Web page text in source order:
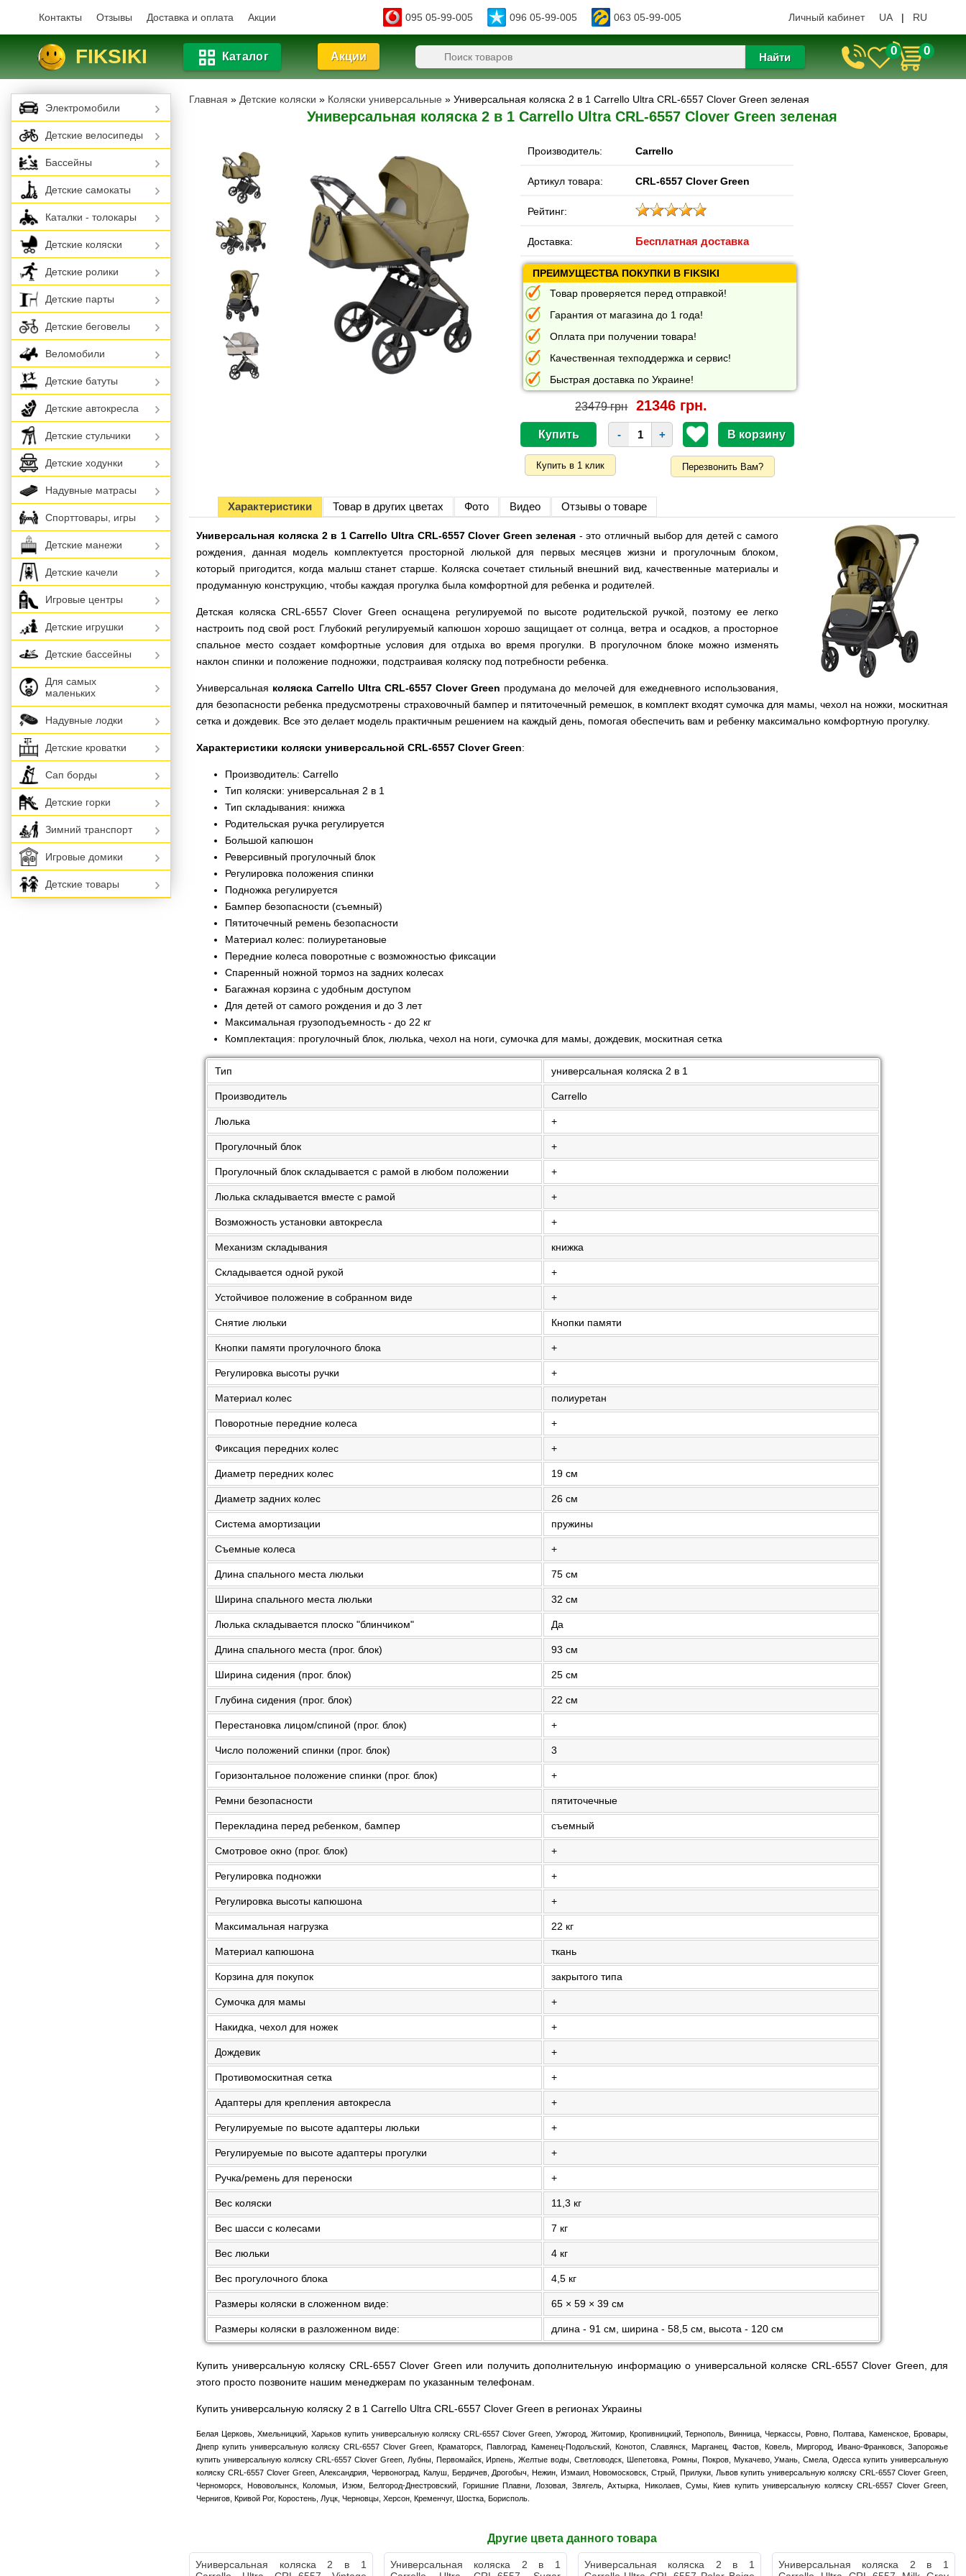
Контакты Отзывы Доставка и оплата Акции 095 05-99-005 096 05-99-005 063 05-99-005 Личный кабинет UA | RU
FIKSIKI Каталог Акции Найти 0 0
Главная » Детские коляски » Коляски универсальные » Универсальная коляска 2 в 1 Carrello Ultra CRL-6557 Clover Green зеленая
Универсальная коляска 2 в 1 Carrello Ultra CRL-6557 Clover Green зеленая
Производитель: Carrello
Артикул товара: CRL-6557 Clover Green
Рейтинг:
Доставка: Бесплатная доставка
ПРЕИМУЩЕСТВА ПОКУПКИ В FIKSIKI
Товар проверяется перед отправкой!
Гарантия от магазина до 1 года!
Оплата при получении товара!
Качественная техподдержка и сервис!
Быстрая доставка по Украине!
23479 грн 21346 грн.
- +
Перезвонить Вам?
Характеристики Товар в других цветах Фото Видео Отзывы о товаре
Универсальная коляска 2 в 1 Carrello Ultra CRL-6557 Clover Green зеленая - это отличный выбор для детей с самого
рождения, данная модель комплектуется просторной люлькой для первых месяцев жизни и прогулочным блоком,
который пригодится, когда малыш станет старше. Коляска сочетает стильный внешний вид, качественные материалы и
продуманную конструкцию, чтобы каждая прогулка была комфортной для ребенка и родителей.
Детская коляска CRL-6557 Clover Green оснащена регулируемой по высоте родительской ручкой, поэтому ее легко
настроить под свой рост. Глубокий регулируемый капюшон хорошо защищает от солнца, ветра и осадков, а просторное
спальное место создает комфортные условия для отдыха во время прогулки. В прогулочном блоке можно изменять
наклон спинки и положение подножки, подстраивая коляску под потребности ребенка.
Универсальная коляска Carrello Ultra CRL-6557 Clover Green продумана до мелочей для ежедневного использования,
для безопасности ребенка предусмотрены страховочный бампер и пятиточечный ремешок, в комплект входят сумочка для мамы, чехол на ножки, москитная
сетка и дождевик. Все это делает модель практичным решением на каждый день, помогая обеспечить вам и ребенку максимально комфортную прогулку.
Характеристики коляски универсальной CRL-6557 Clover Green:
Производитель: Carrello
Тип коляски: универсальная 2 в 1
Тип складывания: книжка
Родительская ручка регулируется
Большой капюшон
Реверсивный прогулочный блок
Регулировка положения спинки
Подножка регулируется
Бампер безопасности (съемный)
Пятиточечный ремень безопасности
Материал колес: полиуретановые
Передние колеса поворотные с возможностью фиксации
Спаренный ножной тормоз на задних колесах
Багажная корзина с удобным доступом
Для детей от самого рождения и до 3 лет
Максимальная грузоподъемность - до 22 кг
Комплектация: прогулочный блок, люлька, чехол на ноги, сумочка для мамы, дождевик, москитная сетка
Тип универсальная коляска 2 в 1
Производитель Carrello
Люлька +
Прогулочный блок +
Прогулочный блок складывается с рамой в любом положении +
Люлька складывается вместе с рамой +
Возможность установки автокресла +
Механизм складывания книжка
Складывается одной рукой +
Устойчивое положение в собранном виде +
Снятие люльки Кнопки памяти
Кнопки памяти прогулочного блока +
Регулировка высоты ручки +
Материал колес полиуретан
Поворотные передние колеса +
Фиксация передних колес +
Диаметр передних колес 19 см
Диаметр задних колес 26 см
Система амортизации пружины
Съемные колеса +
Длина спального места люльки 75 см
Ширина спального места люльки 32 см
Люлька складывается плоско "блинчиком" Да
Длина спального места (прог. блок) 93 см
Ширина сидения (прог. блок) 25 см
Глубина сидения (прог. блок) 22 см
Перестановка лицом/спиной (прог. блок) +
Число положений спинки (прог. блок) 3
Горизонтальное положение спинки (прог. блок) +
Ремни безопасности пятиточечные
Перекладина перед ребенком, бампер съемный
Смотровое окно (прог. блок) +
Регулировка подножки +
Регулировка высоты капюшона +
Максимальная нагрузка 22 кг
Материал капюшона ткань
Корзина для покупок закрытого типа
Сумочка для мамы +
Накидка, чехол для ножек +
Дождевик +
Противомоскитная сетка +
Адаптеры для крепления автокресла +
Регулируемые по высоте адаптеры люльки +
Регулируемые по высоте адаптеры прогулки +
Ручка/ремень для переноски +
Вес коляски 11,3 кг
Вес шасси с колесами 7 кг
Вес люльки 4 кг
Вес прогулочного блока 4,5 кг
Размеры коляски в сложенном виде: 65 × 59 × 39 см
Размеры коляски в разложенном виде: длина - 91 см, ширина - 58,5 см, высота - 120 см
Купить универсальную коляску CRL-6557 Clover Green или получить дополнительную информацию о универсальной коляске CRL-6557 Clover Green, для
этого просто позвоните нашим менеджерам по указанным телефонам.
Купить универсальную коляску 2 в 1 Carrello Ultra CRL-6557 Clover Green в регионах Украины
Белая Церковь, Хмельницкий, Харьков купить универсальную коляску CRL-6557 Clover Green, Ужгород, Житомир, Кропивницкий, Тернополь, Винница, Черкассы, Ровно, Полтава, Каменское, Бровары,
Днепр купить универсальную коляску CRL-6557 Clover Green, Краматорск, Павлоград, Каменец-Подольский, Конотоп, Славянск, Марганец, Фастов, Ковель, Миргород, Ивано-Франковск, Запорожье
купить универсальную коляску CRL-6557 Clover Green, Лубны, Первомайск, Ирпень, Желтые воды, Светловодск, Шепетовка, Ромны, Покров, Мукачево, Умань, Смела, Одесса купить универсальную
коляску CRL-6557 Clover Green, Александрия, Червоноград, Калуш, Бердичев, Дрогобыч, Нежин, Измаил, Новомосковск, Стрый, Прилуки, Львов купить универсальную коляску CRL-6557 Clover Green,
Черноморск, Нововолынск, Коломыя, Изюм, Белгород-Днестровский, Горишние Плавни, Лозовая, Звягель, Ахтырка, Николаев, Сумы, Киев купить универсальную коляску CRL-6557 Clover Green,
Чернигов, Кривой Рог, Коростень, Луцк, Черновцы, Херсон, Кременчуг, Шостка, Борисполь.
Другие цвета данного товара
Универсальная коляска 2 в 1
Универсальная коляска 2 в 1
Универсальная коляска 2 в 1
Универсальная коляска 2 в 1
Электромобили
Детские велосипеды
Бассейны
Детские самокаты
Каталки - толокары
Детские коляски
Детские ролики
Детские парты
Детские беговелы
Веломобили
Детские батуты
Детские автокресла
Детские стульчики
Детские ходунки
Надувные матрасы
Спорттовары, игры
Детские манежи
Детские качели
Игровые центры
Детские игрушки
Детские бассейны
Для самых
маленьких
Надувные лодки
Детские кроватки
Сап борды
Детские горки
Зимний транспорт
Игровые домики
Детские товары